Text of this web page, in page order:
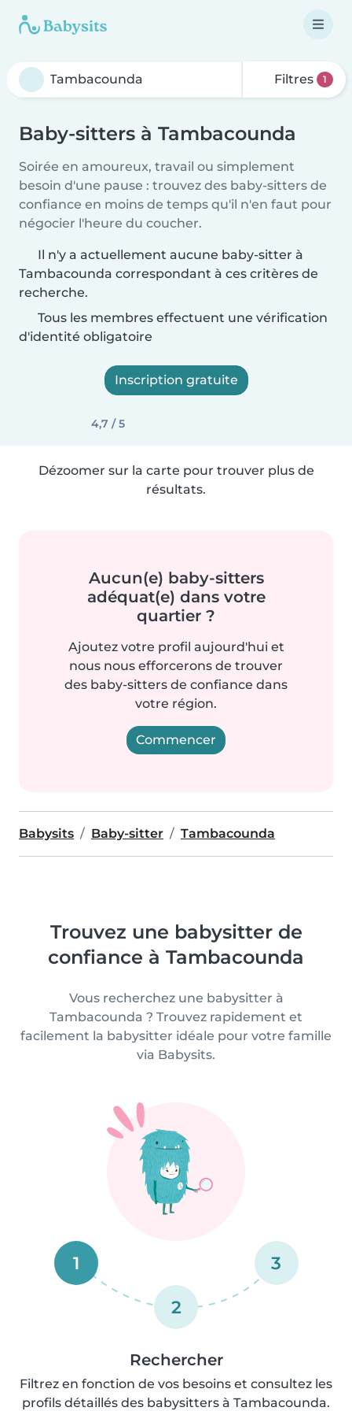
Filtres 1
Baby-sitters à Tambacounda
Soirée en amoureux, travail ou simplement
besoin d'une pause : trouvez des baby-sitters de
confiance en moins de temps qu'il n'en faut pour
négocier l'heure du coucher.
Il n'y a actuellement aucune baby-sitter à
Tambacounda correspondant à ces critères de
recherche.
Tous les membres effectuent une vérification
d'identité obligatoire
Inscription gratuite
4,7 / 5
Dézoomer sur la carte pour trouver plus de
résultats.
Aucun(e) baby-sitters
adéquat(e) dans votre
quartier ?
Ajoutez votre profil aujourd'hui et
nous nous efforcerons de trouver
des baby-sitters de confiance dans
votre région.
Commencer
Babysits Baby-sitter Tambacounda
Trouvez une babysitter de
confiance à Tambacounda
Vous recherchez une babysitter à
Tambacounda ? Trouvez rapidement et
facilement la babysitter idéale pour votre famille
via Babysits.
1
2
3
Rechercher
Filtrez en fonction de vos besoins et consultez les
profils détaillés des babysitters à Tambacounda.